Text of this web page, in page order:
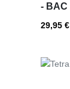
- BAC
29,95 €
Prezzo